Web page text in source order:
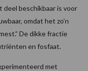
beschikbaar is voor
omdat het zo’n
De dikke fractie
en fosfaat.
met